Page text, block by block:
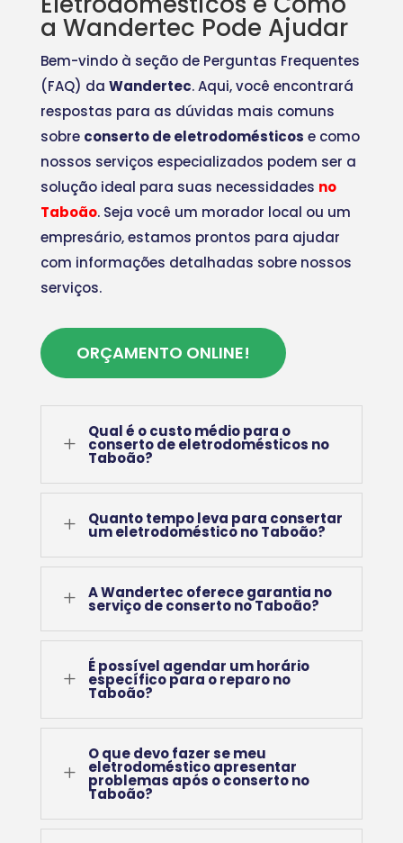
a Wandertec Pode Ajudar
Bem-vindo à seção de Perguntas Frequentes
(FAQ) da Wandertec. Aqui, você encontrará
respostas para as dúvidas mais comuns
sobre conserto de eletrodomésticos e como
nossos serviços especializados podem ser a
solução ideal para suas necessidades no
Taboão. Seja você um morador local ou um
empresário, estamos prontos para ajudar
com informações detalhadas sobre nossos
serviços.
ORÇAMENTO ONLINE!
L
Qual é o custo médio para o
conserto de eletrodomésticos no
Taboão?
L Quanto tempo leva para consertar
um eletrodoméstico no Taboão?
L A Wandertec oferece garantia no
serviço de conserto no Taboão?
L
É possível agendar um horário
específico para o reparo no
Taboão?
L
O que devo fazer se meu
eletrodoméstico apresentar
problemas após o conserto no
Taboão?